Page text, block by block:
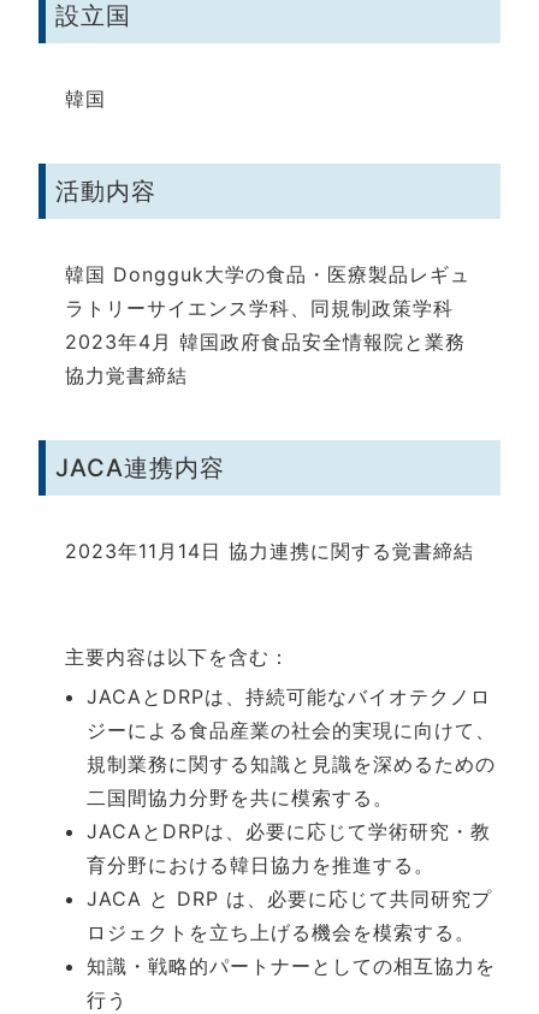
設立国
韓国
活動内容
韓国 Dongguk大学の食品・医療製品レギュ
ラトリーサイエンス学科、同規制政策学科
2023年4月 韓国政府食品安全情報院と業務
協力覚書締結
JACA連携内容
2023年11月14日 協力連携に関する覚書締結
主要内容は以下を含む：
JACAとDRPは、持続可能なバイオテクノロ
ジーによる食品産業の社会的実現に向けて、
規制業務に関する知識と見識を深めるための
二国間協力分野を共に模索する。
JACAとDRPは、必要に応じて学術研究・教
育分野における韓日協力を推進する。
JACA と DRP は、必要に応じて共同研究プ
ロジェクトを立ち上げる機会を模索する。
知識・戦略的パートナーとしての相互協力を
行う